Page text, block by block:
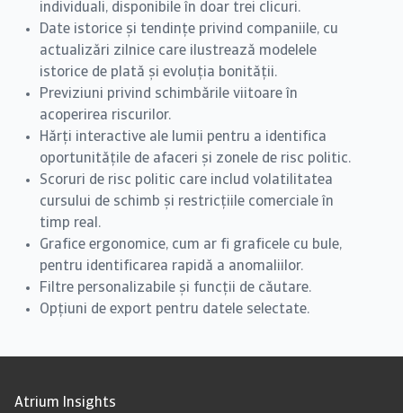
individuali, disponibile în doar trei clicuri.
Date istorice și tendințe privind companiile, cu
actualizări zilnice care ilustrează modelele
istorice de plată și evoluția bonității.
Previziuni privind schimbările viitoare în
acoperirea riscurilor.
Hărți interactive ale lumii pentru a identifica
oportunitățile de afaceri și zonele de risc politic.
Scoruri de risc politic care includ volatilitatea
cursului de schimb și restricțiile comerciale în
timp real.
Grafice ergonomice, cum ar fi graficele cu bule,
pentru identificarea rapidă a anomaliilor.
Filtre personalizabile și funcții de căutare.
Opțiuni de export pentru datele selectate.
Atrium Insights